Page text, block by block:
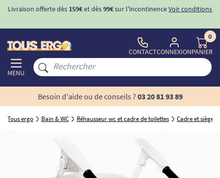
Livraison offerte dès 159€et dès99€sur l'incontinenceVoir conditions
MENU
CONTACTCONNEXION
0
PANIER
Besoin d'aide ou de conseils ? 03 20 81 93 89
Tous ergo Bain & WC Réhausseur wc et cadre de toilettes Cadre et siège